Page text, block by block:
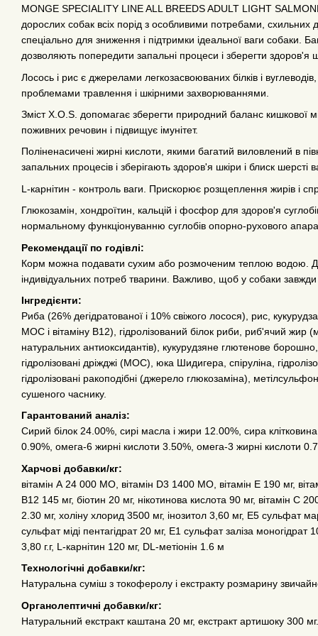
MONGE SPECIALITY LINE ALL BREEDS ADULT LIGHT
дорослих собак всіх порід з особливими потребами,
спеціально для зниження і підтримки ідеальної ваги собаки.
дозволяють попередити запальні процеси і зберегти здоров'я
Лосось і рис є джерелами легкозасвоюваних білків і
проблемами травлення і шкірними захворюваннями.
Зміст X.O.S. допомагає зберегти природний баланс
поживних речовин і підвищує імунітет.
Поліненасичені жирні кислоти, якими багатий виловлений в
запальних процесів і зберігають здоров'я шкіри і блиск шерсті
L-карнітин - контроль ваги. Прискорює розщеплення жирів і
Глюкозамін, хондроїтин, кальцій і фосфор для здоров'я
нормальному функціонуванню суглобів опорно-рухового
Рекомендації по годівлі:
Корм можна подавати сухим або розмоченим теплою водою.
індивідуальних потреб тварини. Важливо, щоб у собаки
Інгредієнти:
Риба (26% дегідратованої і 10% свіжого лосося), рис,
МОС і вітаміну B12), гідролізований білок риби, риб'ячий
натуральних антиоксидантів), кукурудзяне глютенове
гідролізовані дріжджі (МОС), юка Шидигера, спіруліна,
гідролізовані ракоподібні (джерело глюкозаміна),
сушеного часнику.
Гарантований аналіз:
Сирий білок 24.00%, сирі масла і жири 12.00%, сира
0.90%, омега-6 жирні кислоти 3.50%, омега-3 жирні кислоти
Харчові добавки/кг:
вітамін А 24 000 МО, вітамін D3 1400 МО, вітамін Е 190 мг,
В12 145 мг, біотин 20 мг, нікотинова кислота 90 мг, вітамін С
2.30 мг, холіну хлорид 3500 мг, інозитол 3,60 мг, Е5 сульфат
сульфат міді пентагідрат 20 мг, Е1 сульфат заліза
3,80 г.г, L-карнітин 120 мг, DL-метіонін 1.6 м
Технологічні добавки/кг:
Натуральна суміш з токоферолу і екстракту розмарину
Органолептичні добавки/кг:
Натуральний екстракт каштана 20 мг, екстракт артишоку 300 мг.